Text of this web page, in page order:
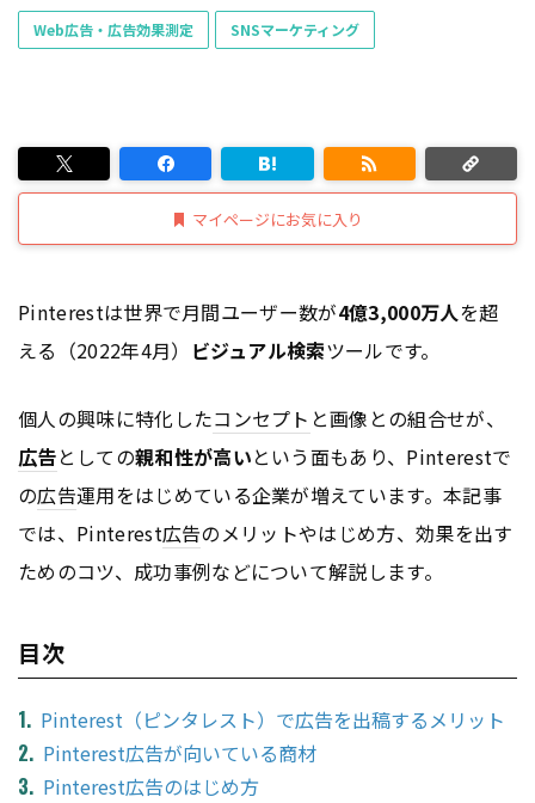
Web広告・広告効果測定 SNSマーケティング
マイページにお気に入り
Pinterestは世界で月間ユーザー数が4億3,000万人を超
える（2022年4月） ビジュアル検索ツールです。
個人の興味に特化したコンセプト と画像との組合せが、
広告としての親和性が高いという面もあり、Pinterestで
の広告運用をはじめている企業が増えています。本記事
では、Pinterest広告のメリットやはじめ方、効果を出す
ためのコツ、成功事例などについて解説します。
目次
Pinterest（ピンタレスト）で広告を出稿するメリット
Pinterest広告が向いている商材
Pinterest広告のはじめ方